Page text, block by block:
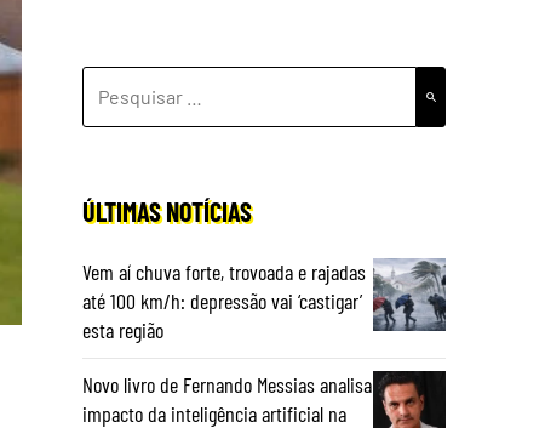
POR:
ÚLTIMAS NOTÍCIAS
Vem aí chuva forte, trovoada e rajadas
até 100 km/h: depressão vai ‘castigar’
esta região
Novo livro de Fernando Messias analisa
impacto da inteligência artificial na